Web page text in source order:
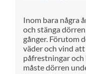
Inom bara några
och stänga
gånger. Förutom
väder och vind
påfrestningar
måste dörren